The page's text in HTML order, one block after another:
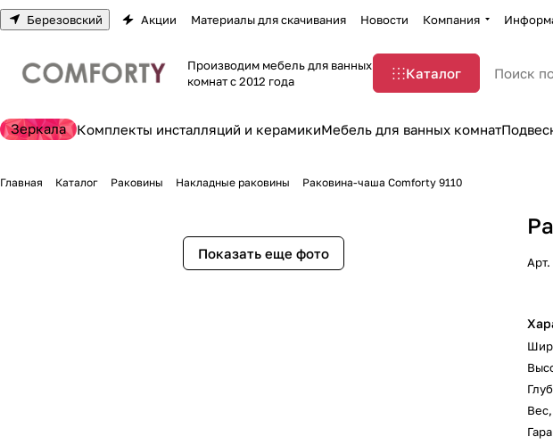
Березовский Акции Материалы для скачивания Новости Компания
Производим мебель для ванных
комнат с 2012 года
Каталог
Зеркала Комплекты инсталляций и керамикиМебель для ванных комнат
Главная Каталог Раковины Накладные раковины Раковина-чаша Comforty 9110
Показать еще фото
Арт.
Вес,